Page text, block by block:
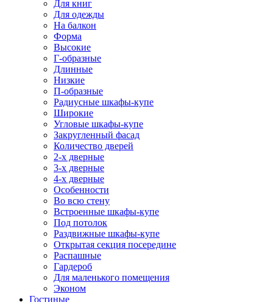
Для книг
Для одежды
На балкон
Форма
Высокие
Г-образные
Длинные
Низкие
П-образные
Радиусные шкафы-купе
Широкие
Угловые шкафы-купе
Закругленный фасад
Количество дверей
2-х дверные
3-х дверные
4-х дверные
Особенности
Во всю стену
Встроенные шкафы-купе
Под потолок
Раздвижные шкафы-купе
Открытая секция посередине
Распашные
Гардероб
Для маленького помещения
Эконом
Гостиные